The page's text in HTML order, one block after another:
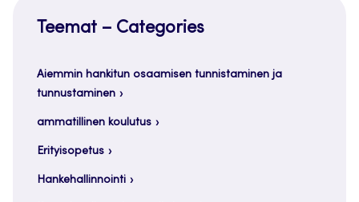
Teemat – Categories
Aiemmin hankitun osaamisen tunnistaminen ja
tunnustaminen
ammatillinen koulutus
Erityisopetus
Hankehallinnointi